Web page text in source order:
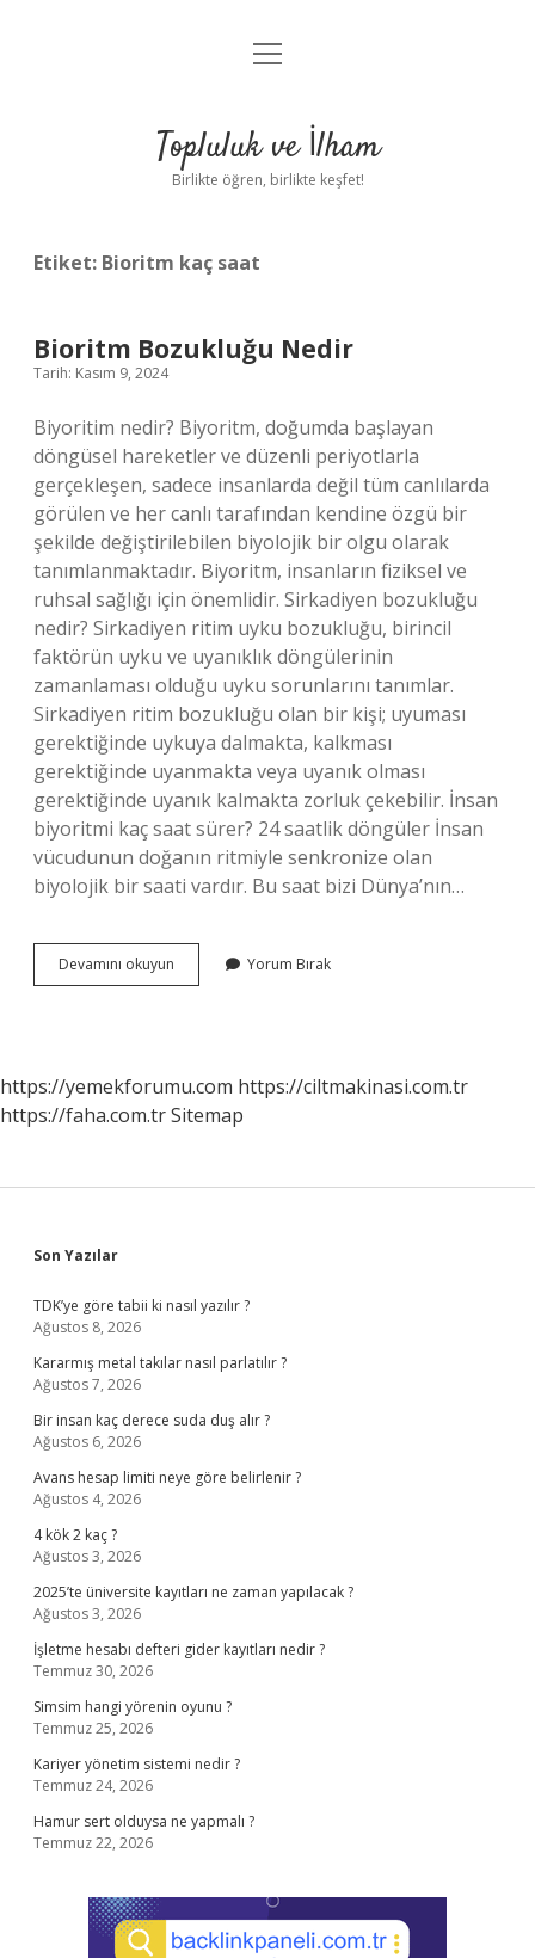
Anasayfa
Yasal Uyarı
menüyü
Topluluk ve İlham
Birlikte öğren, birlikte keşfet!
Etiket: Bioritm kaç saat
Bioritm Bozukluğu Nedir
Tarih: Kasım 9, 2024
Biyoritim nedir? Biyoritm, doğumda başlayan
döngüsel hareketler ve düzenli periyotlarla
gerçekleşen, sadece insanlarda değil tüm canlılarda
görülen ve her canlı tarafından kendine özgü bir
şekilde değiştirilebilen biyolojik bir olgu olarak
tanımlanmaktadır. Biyoritm, insanların fiziksel ve
ruhsal sağlığı için önemlidir. Sirkadiyen bozukluğu
nedir? Sirkadiyen ritim uyku bozukluğu, birincil
faktörün uyku ve uyanıklık döngülerinin
zamanlaması olduğu uyku sorunlarını tanımlar.
Sirkadiyen ritim bozukluğu olan bir kişi; uyuması
gerektiğinde uykuya dalmakta, kalkması
gerektiğinde uyanmakta veya uyanık olması
gerektiğinde uyanık kalmakta zorluk çekebilir. İnsan
biyoritmi kaç saat sürer? 24 saatlik döngüler İnsan
vücudunun doğanın ritmiyle senkronize olan
biyolojik bir saati vardır. Bu saat bizi Dünya’nın…
Devamını okuyun
Bozukluğu
Yorum Bırak
https://yemekforumu.com https://ciltmakinasi.com.tr
https://faha.com.trSitemap
Sidebar
Son Yazılar
TDK’ye göre tabii ki nasıl yazılır ?
Ağustos 8, 2026
Kararmış metal takılar nasıl parlatılır ?
Ağustos 7, 2026
Bir insan kaç derece suda duş alır ?
Ağustos 6, 2026
Avans hesap limiti neye göre belirlenir ?
Ağustos 4, 2026
4 kök 2 kaç ?
Ağustos 3, 2026
2025’te üniversite kayıtları ne zaman yapılacak ?
Ağustos 3, 2026
İşletme hesabı defteri gider kayıtları nedir ?
Temmuz 30, 2026
Simsim hangi yörenin oyunu ?
Temmuz 25, 2026
Kariyer yönetim sistemi nedir ?
Temmuz 24, 2026
Hamur sert olduysa ne yapmalı ?
Temmuz 22, 2026